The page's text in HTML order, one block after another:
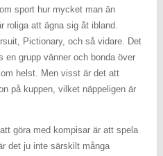
sport hur mycket man än
roliga att ägna sig åt ibland.
Pictionary, och så vidare. Det
grupp vänner och bonda över
helst. Men visst är det att
på kuppen, vilket näppeligen är
göra med kompisar är att spela
det ju inte särskilt många